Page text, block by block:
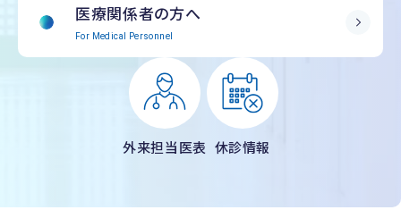
医療関係者の方へ
For Medical Personnel
外来担当医表 休診情報